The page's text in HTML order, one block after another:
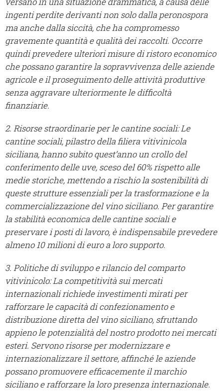
ingenti perdite derivanti non solo dalla peronospora
ma anche dalla siccità, che ha compromesso
gravemente quantità e qualità dei raccolti. Occorre
quindi prevedere ulteriori misure di ristoro economico
che possano garantire la sopravvivenza delle aziende
agricole e il proseguimento delle attività produttive
senza aggravare ulteriormente le difficoltà
finanziarie.
2. Risorse straordinarie per le cantine sociali: Le
cantine sociali, pilastro della filiera vitivinicola
siciliana, hanno subito quest’anno un crollo del
conferimento delle uve, sceso del 60% rispetto alle
medie storiche, mettendo a rischio la sostenibilità di
queste strutture essenziali per la trasformazione e la
commercializzazione del vino siciliano. Per garantire
la stabilità economica delle cantine sociali e
preservare i posti di lavoro, è indispensabile prevedere
almeno 10 milioni di euro a loro supporto.
3. Politiche di sviluppo e rilancio del comparto
vitivinicolo: La competitività sui mercati
internazionali richiede investimenti mirati per
rafforzare le capacità di confezionamento e
distribuzione diretta del vino siciliano, sfruttando
appieno le potenzialità del nostro prodotto nei mercati
esteri. Servono risorse per modernizzare e
internazionalizzare il settore, affinché le aziende
possano promuovere efficacemente il marchio
siciliano e rafforzare la loro presenza internazionale.